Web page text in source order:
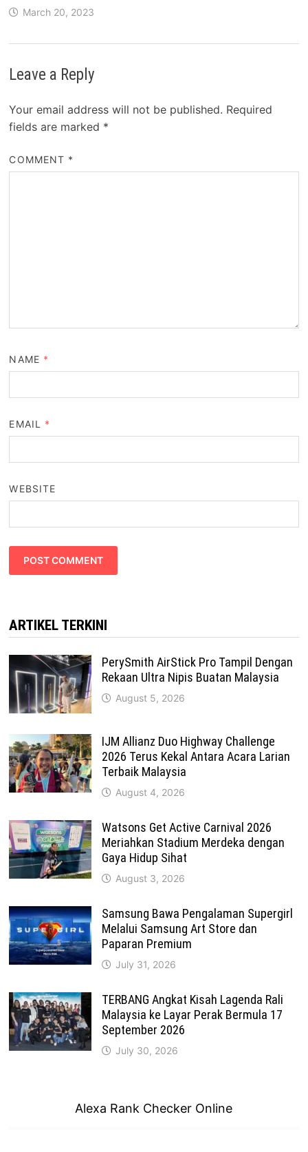
March 20, 2023
Leave a Reply
Your email address will not be published. Required
fields are marked *
COMMENT *
NAME *
EMAIL *
WEBSITE
ARTIKEL TERKINI
PerySmith AirStick Pro Tampil Dengan
Rekaan Ultra Nipis Buatan Malaysia
August 5, 2026
IJM Allianz Duo Highway Challenge
2026 Terus Kekal Antara Acara Larian
Terbaik Malaysia
August 4, 2026
Watsons Get Active Carnival 2026
Meriahkan Stadium Merdeka dengan
Gaya Hidup Sihat
August 3, 2026
Samsung Bawa Pengalaman Supergirl
Melalui Samsung Art Store dan
Paparan Premium
July 31, 2026
TERBANG Angkat Kisah Lagenda Rali
Malaysia ke Layar Perak Bermula 17
September 2026
July 30, 2026
Alexa Rank Checker Online